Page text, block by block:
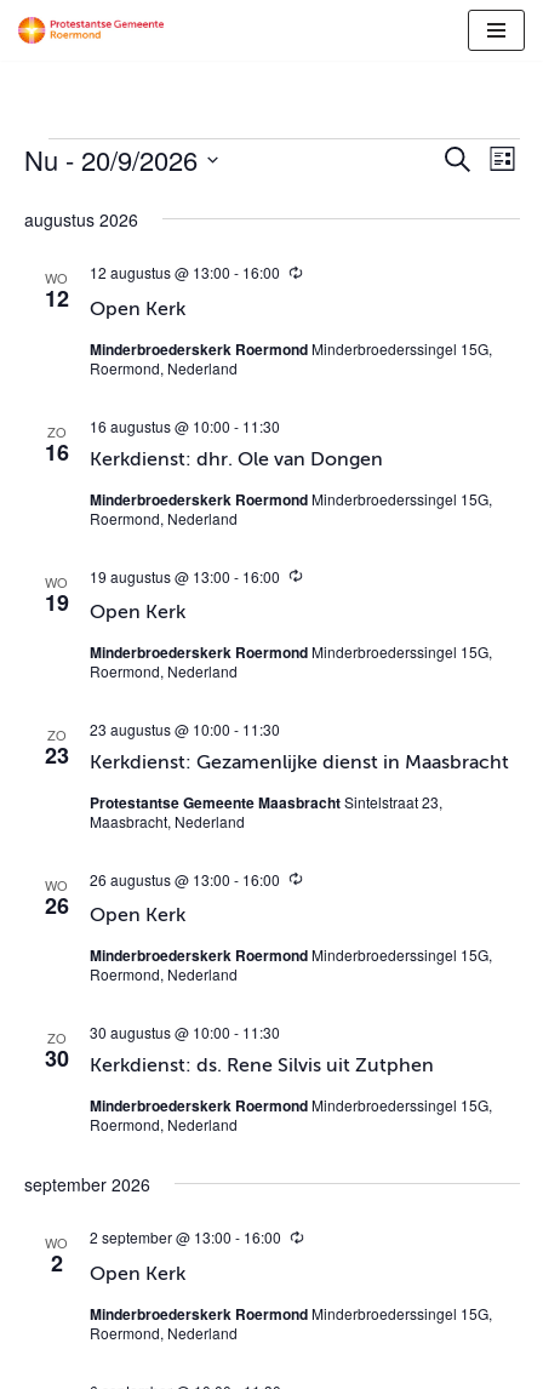
inhoud
Zoeken
Lijst
Nu - 20/9/2026
een
augustus 2026
WO
12 Open Kerk
12 augustus @ 13:00 - 16:00
T
g
d
Minderbroederskerk RoermondMinderbroederssingel 15G,
Roermond, Nederland
ZO
16 Kerkdienst: dhr. Ole van Dongen
16 augustus @ 10:00 - 11:30
Minderbroederskerk RoermondMinderbroederssingel 15G,
Roermond, Nederland
WO
19 Open Kerk
19 augustus @ 13:00 - 16:00
T
g
d
Minderbroederskerk RoermondMinderbroederssingel 15G,
Roermond, Nederland
ZO
23 Kerkdienst: Gezamenlijke dienst in Maasbracht
23 augustus @ 10:00 - 11:30
Protestantse Gemeente MaasbrachtSintelstraat 23,
Maasbracht, Nederland
WO
26 Open Kerk
26 augustus @ 13:00 - 16:00
T
g
d
Minderbroederskerk RoermondMinderbroederssingel 15G,
Roermond, Nederland
ZO
30 Kerkdienst: ds. Rene Silvis uit Zutphen
30 augustus @ 10:00 - 11:30
Minderbroederskerk RoermondMinderbroederssingel 15G,
Roermond, Nederland
september 2026
WO
2 Open Kerk
2 september @ 13:00 - 16:00
T
g
Minderbroederskerk RoermondMinderbroederssingel 15G,
Roermond, Nederland